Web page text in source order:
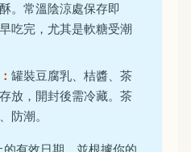
。常溫陰涼處保存即
吃完，尤其是軟糖受潮
罐裝豆腐乳、桔醬、茶
放，開封後需冷藏。茶
防潮。